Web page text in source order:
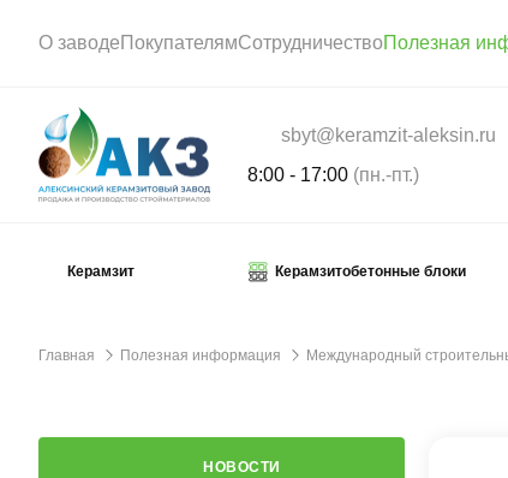
О заводе ПокупателямСотрудничествоПолезная
sbyt@keramzit-aleksin.ru
8:00 - 17:00(пн.-пт.)
Керамзит Керамзитобетонные блоки
Главная Полезная информация Международный
НОВОСТИ